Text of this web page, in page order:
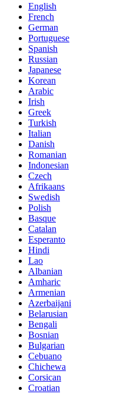
English
French
German
Portuguese
Spanish
Russian
Japanese
Korean
Arabic
Irish
Greek
Turkish
Italian
Danish
Romanian
Indonesian
Czech
Afrikaans
Swedish
Polish
Basque
Catalan
Esperanto
Hindi
Lao
Albanian
Amharic
Armenian
Azerbaijani
Belarusian
Bengali
Bosnian
Bulgarian
Cebuano
Chichewa
Corsican
Croatian